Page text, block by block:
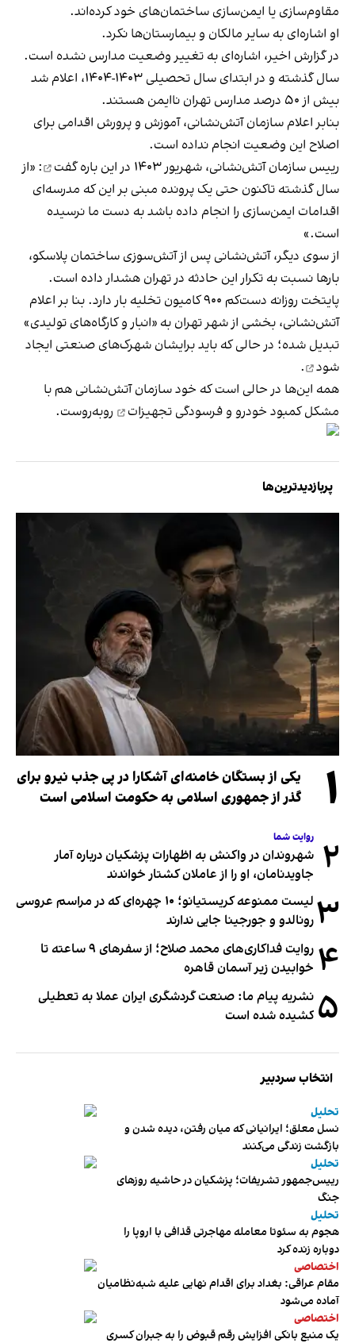
مقاوم‌سازی یا ایمن‌سازی ساختمان‌های خود کرده‌اند.
او اشاره‌ای به سایر مالکان و بیمارستان‌ها نکرد.
در گزارش اخیر، اشاره‌ای به تغییر وضعیت مدارس نشده است.
سال گذشته و در ابتدای سال تحصیلی ۱۴۰۳-۱۴۰۴، اعلام شد
بیش از ۵۰ درصد مدارس تهران ناایمن هستند.
بنابر اعلام سازمان آتش‌نشانی، آموزش و پرورش اقدامی برای
اصلاح این وضعیت انجام نداده است.
رییس سازمان آتش‌نشانی، شهریور ۱۴۰۳
در این باره گفت
: «از
سال گذشته تاکنون حتی یک پرونده مبنی بر این که مدرسه‌ای
اقدامات ایمن‌سازی را انجام داده باشد به دست ما نرسیده
است.»
از سوی دیگر، آتش‌نشانی پس از آتش‌سوزی ساختمان پلاسکو،
بارها نسبت به تکرار این حادثه در تهران هشدار داده است.
پایتخت روزانه دست‌کم ۹۰۰ کامیون تخلیه بار دارد. بنا بر اعلام
آتش‌نشانی، بخشی از شهر تهران به «انبار و کارگاه‌های تولیدی»
تبدیل شده؛ در حالی که باید برایشان شهرک‌های صنعتی ایجاد
شود
.
همه این‌ها در حالی است که خود سازمان آتش‌نشانی هم با
مشکلکمبود خودرو و فرسودگی تجهیزات روبه‌روست.
پربازدیدترین‌ها
۱
یکی از بستگان خامنه‌ای آشکارا در پی جذب نیرو برای
گذر از جمهوری اسلامی به حکومت اسلامی است
۲ روایت شما
شهروندان در واکنش به اظهارات پزشکیان درباره آمار
جاویدنامان، او را از عاملان کشتار خواندند
۳
لیست ممنوعه کریستیانو؛ ۱۰ چهره‌ای که در مراسم عروسی
رونالدو و جورجینا جایی ندارند
۴
روایت فداکاری‌های محمد صلاح؛ از سفرهای ۹ ساعته تا
خوابیدن زیر آسمان قاهره
۵ نشریه پیام ما: صنعت گردشگری ایران عملا به تعطیلی
کشیده شده است
انتخاب سردبیر
تحلیل
نسل معلق؛ ایرانیانی که میان رفتن، دیده شدن و
بازگشت زندگی می‌کنند
تحلیل
رییس‌جمهور تشریفات؛ پزشکیان در حاشیه روزهای
جنگ
تحلیل
هجوم به سئوتا معامله مهاجرتی قذافی با اروپا را
دوباره زنده کرد
اختصاصی
مقام عراقی: بغداد برای اقدام نهایی علیه شبه‌نظامیان
آماده می‌شود
اختصاصی
یک منبع بانکی افزایش رقم قبوض را به جبران کسری